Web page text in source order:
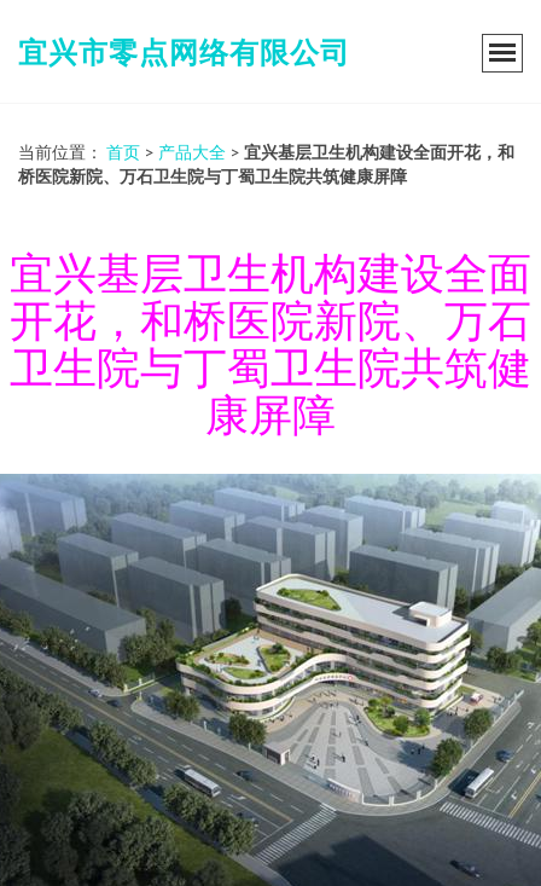
宜兴市零点网络有限公司
当前位置： 首页 > 产品大全 > 宜兴基层卫生机构建设全面开花，和
桥医院新院、万石卫生院与丁蜀卫生院共筑健康屏障
宜兴基层卫生机构建设全面
开花，和桥医院新院、万石
卫生院与丁蜀卫生院共筑健
康屏障